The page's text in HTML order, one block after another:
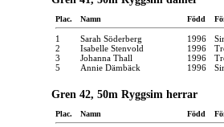
Plac. Namn Född
1 Sarah Söderberg 1996
2
Isabelle Stenvold 1996
3
Johanna Thall 1996
5
Annie Dämbäck 1996
Gren 42, 50m Ryggsim herrar
Plac. Namn Född